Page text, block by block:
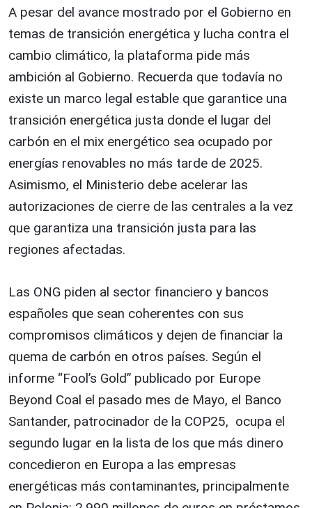
A pesar del avance mostrado por el Gobierno en
temas de transición energética y lucha contra el
cambio climático, la plataforma pide más
ambición al Gobierno. Recuerda que todavía no
existe un marco legal estable que garantice una
transición energética justa donde el lugar del
carbón en el mix energético sea ocupado por
energías renovables no más tarde de 2025.
Asimismo, el Ministerio debe acelerar las
autorizaciones de cierre de las centrales a la vez
que garantiza una transición justa para las
regiones afectadas.
Las ONG piden al sector financiero y bancos
españoles que sean coherentes con sus
compromisos climáticos y dejen de financiar la
quema de carbón en otros países. Según el
informe “Fool’s Gold” publicado por Europe
Beyond Coal el pasado mes de Mayo, el Banco
Santander, patrocinador de la COP25, ocupa el
segundo lugar en la lista de los que más dinero
concedieron en Europa a las empresas
energéticas más contaminantes, principalmente